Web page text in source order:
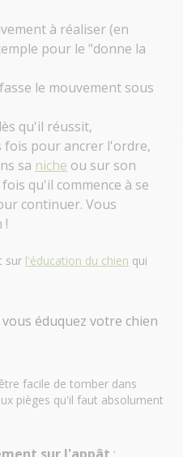
à réaliser (en
pour le "donne la
le mouvement sous
qu'il réussit,
fois pour ancrer l'ordre,
sa niche ou sur son
qu'il commence à se
continuer. Vous
!
sur l'éducation du chien qui
éduquez votre chien
facile de tomber dans
pièges qu'il faut absolument